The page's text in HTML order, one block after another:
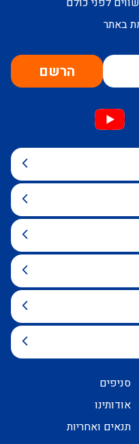
באתר
הרשם
סניפים
אודותינו
תנאים ואחריות